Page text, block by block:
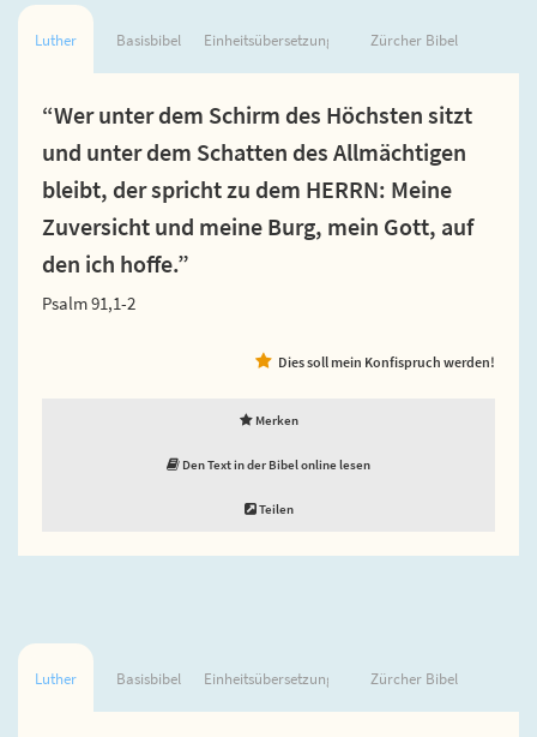
Luther Basisbibel Einheitsübersetzung Zürcher Bibel
“Wer unter dem Schirm des Höchsten sitzt
und unter dem Schatten des Allmächtigen
bleibt, der spricht zu dem HERRN: Meine
Zuversicht und meine Burg, mein Gott, auf
den ich hoffe.”
Psalm 91,1-2
Dies soll mein Konfispruch werden!
Merken
Den Text in der Bibel online lesen
Teilen
Luther Basisbibel Einheitsübersetzung Zürcher Bibel